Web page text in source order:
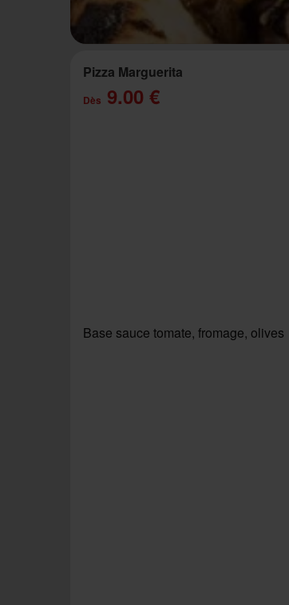
Pizza Marguerita
Dès 9.00 €
Base sauce tomate, fromage, olives